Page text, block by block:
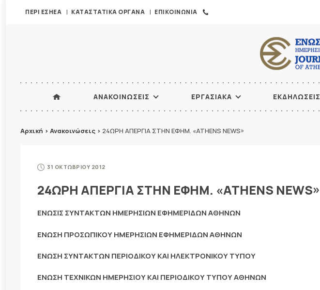
ΠΕΡΙ ΕΣΗΕΑ ΚΑΤΑΣΤΑΤΙΚΑ ΟΡΓΑΝΑ ΕΠΙΚΟΙΝΩΝΙΑ
ΑΝΑΚΟΙΝΩΣΕΙΣ ΕΡΓΑΣΙΑΚΑ ΕΚΔΗΛΩΣΕΙΣ
Αρχική > Ανακοινώσεις > 24ΩΡΗ ΑΠΕΡΓΙA ΣΤΗΝ ΕΦΗΜ. «ATHENS NEWS»
31 ΟΚΤΩΒΡΙΟΥ 2012
24ΩΡΗ ΑΠΕΡΓΙA ΣΤΗΝ ΕΦΗΜ. «ATHENS NEWS»
ΕΝΩΣΙΣ ΣΥΝΤΑΚΤΩΝ ΗΜΕΡΗΣΙΩΝ ΕΦΗΜΕΡΙΔΩΝ ΑΘΗΝΩΝ
ΕΝΩΣΗ ΠΡΟΣΩΠΙΚΟΥ ΗΜΕΡΗΣΙΩΝ ΕΦΗΜΕΡΙΔΩΝ ΑΘΗΝΩΝ
ΕΝΩΣΗ ΣΥΝΤΑΚΤΩΝ ΠΕΡΙΟΔΙΚΟΥ ΚΑΙ ΗΛΕΚΤΡΟΝΙΚΟΥ ΤΥΠΟΥ
ΕΝΩΣΗ ΤΕΧΝΙΚΩΝ ΗΜΕΡΗΣΙΟΥ KAI ΠΕΡΙΟΔΙΚΟΥ ΤΥΠΟΥ ΑΘΗΝΩΝ